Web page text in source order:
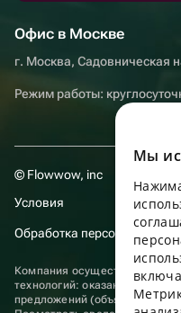
Офис в Москве
г. Москва, Садовническая
Режим работы:
© Flowwow, inc
Условия
Обработка персональных
Компания осуществляет
технологий: оказание услуг
предложений (объявлений)
Мы